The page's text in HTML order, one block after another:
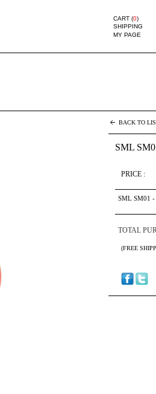
CART (0)
SHIPPING
MY PAGE
BACK TO
SML
PRICE :
SML SM01 -
TOTAL
(FREE